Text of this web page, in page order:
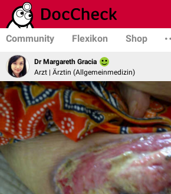
Community Flexikon Shop
Dr Margareth Gracia
Arzt | Ärztin (Allgemeinmedizin)